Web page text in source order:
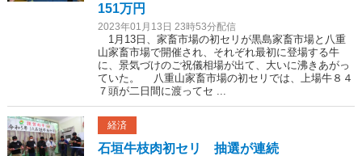
151万円
2023年01月13日 23時53分配信
1月13日、家畜市場の初セリが黒島家畜市場と八重
山家畜市場で開催され、それぞれ最初に登場する牛
に、景気づけのご祝儀相場が出て、大いに沸きあがっ
ていた。 八重山家畜市場の初セリでは、上場牛８４
７頭が二日間に渡ってセ ...
経済
石垣牛枝肉初セリ 抽選が連続